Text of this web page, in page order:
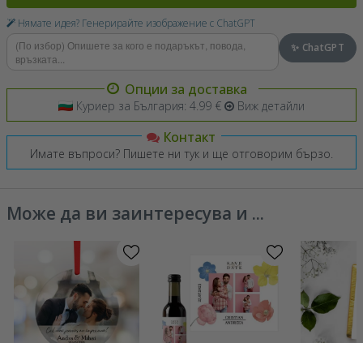
Нямате идея? Генерирайте изображение с ChatGPT
✨ ChatGPT
Опции за доставка
Куриер за България: 4.99 € Виж детайли
Контакт
Имате въпроси? Пишете ни тук и ще отговорим бързо.
Може да ви заинтересува и ...